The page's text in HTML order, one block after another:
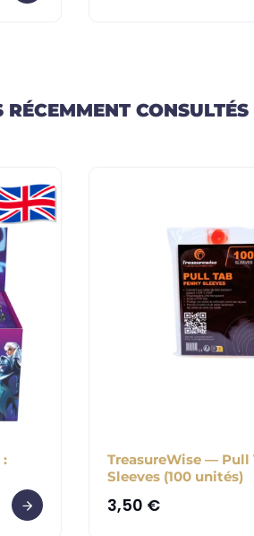
RÉCEMMENT CONSULTÉS
TreasureWise — Pull
Sleeves (100 unités)
3,50 €